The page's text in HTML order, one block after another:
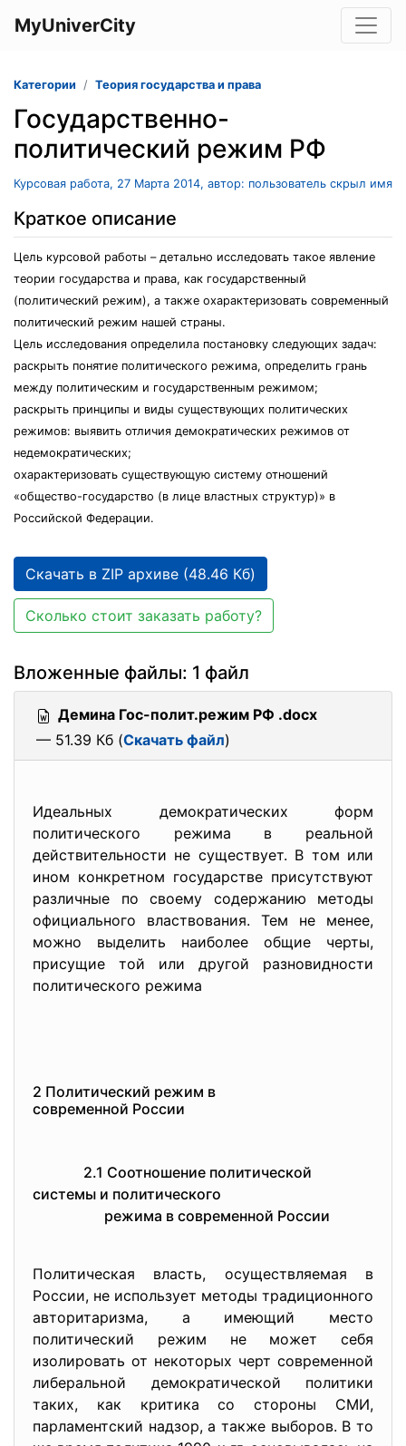
MyUniverCity
Категории Теория государства и права
Государственно-
политический режим РФ
Курсовая работа, 27 Марта 2014, автор: пользователь скрыл имя
Краткое описание
Цель курсовой работы – детально исследовать такое явление
теории государства и права, как государственный
(политический режим), а также охарактеризовать современный
политический режим нашей страны.
Цель исследования определила постановку следующих задач:
раскрыть понятие политического режима, определить грань
между политическим и государственным режимом;
раскрыть принципы и виды существующих политических
режимов: выявить отличия демократических режимов от
недемократических;
охарактеризовать существующую систему отношений
«общество-государство (в лице властных структур)» в
Российской Федерации.
Скачать в ZIP архиве (48.46 Кб)
Сколько стоит заказать работу?
Вложенные файлы: 1 файл
Демина Гос-полит.режим РФ .docx
— 51.39 Кб (Скачать файл)
Идеальных демократических форм
политического режима в реальной
действительности не существует. В том или
ином конкретном государстве присутствуют
различные по своему содержанию методы
официального властвования. Тем не менее,
можно выделить наиболее общие черты,
присущие той или другой разновидности
политического режима
2 Политический режим в
современной России
2.1 Соотношение политической
системы и политического
режима в современной России
Политическая власть, осуществляемая в
России, не использует методы традиционного
авторитаризма, а имеющий место
политический режим не может себя
изолировать от некоторых черт современной
либеральной демократической политики
таких, как критика со стороны СМИ,
парламентский надзор, а также выборов. В то